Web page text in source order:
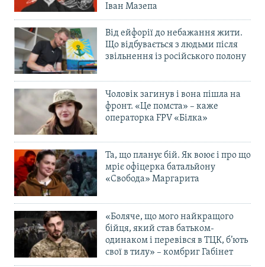
Іван Мазепа
Від ейфорії до небажання жити.
Що відбувається з людьми після
звільнення із російського полону
Чоловік загинув і вона пішла на
фронт. «Це помста» – каже
операторка FPV «Білка»
Та, що планує бій. Як воює і про що
мріє офіцерка батальйону
«Свобода» Маргарита
«Боляче, що мого найкращого
бійця, який став батьком-
одинаком і перевівся в ТЦК, б’ють
свої в тилу» – комбриг Габінет